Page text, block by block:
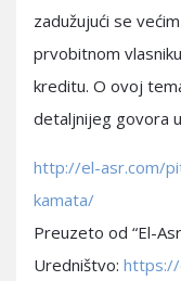
zadužujući se
prvobitnom
kreditu. O ovoj
detaljnijeg govora
http://el-asr.com/
kamata/
Preuzeto od “El-
Uredništvo: